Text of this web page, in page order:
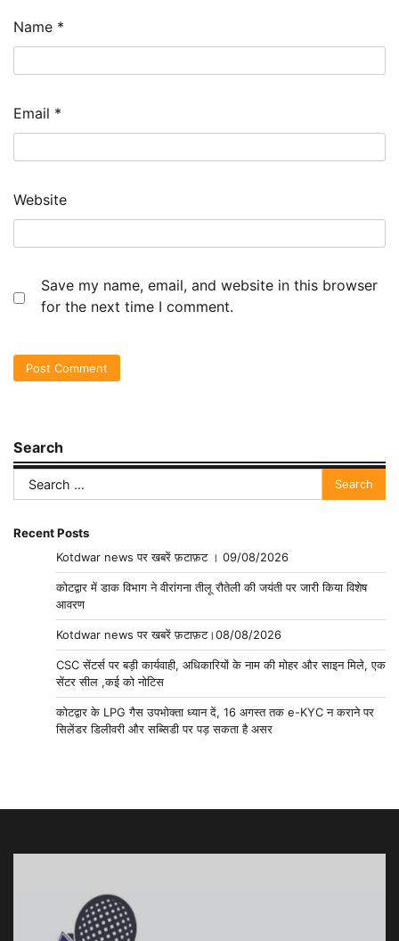
Name *
Email *
Website
Save my name, email, and website in this browser
for the next time I comment.
Search
Search
for:
Recent Posts
Kotdwar news पर खबरें फ़टाफ़ट । 09/08/2026
कोटद्वार में डाक विभाग ने वीरांगना तीलू रौतेली की जयंती पर जारी किया विशेष
आवरण
Kotdwar news पर खबरें फ़टाफ़ट।08/08/2026
CSC सेंटर्स पर बड़ी कार्यवाही, अधिकारियों के नाम की मोहर और साइन मिले, एक
सेंटर सील ,कई को नोटिस
कोटद्वार के LPG गैस उपभोक्ता ध्यान दें, 16 अगस्त तक e-KYC न कराने पर
सिलेंडर डिलीवरी और सब्सिडी पर पड़ सकता है असर